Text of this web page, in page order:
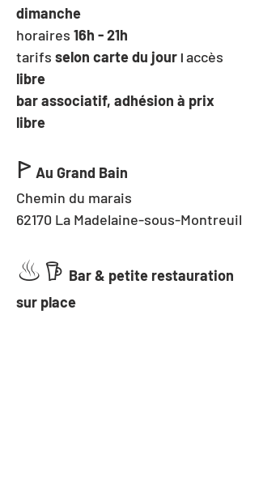
dimanche
horaires 16h - 21h
tarifs selon carte du jour I accès
libre
bar associatif, adhésion à prix
libre
ꚰ Au Grand Bain
Chemin du marais
62170 La Madelaine-sous-Montreuil
♨︎𖠚 Bar & petite restauration
sur place